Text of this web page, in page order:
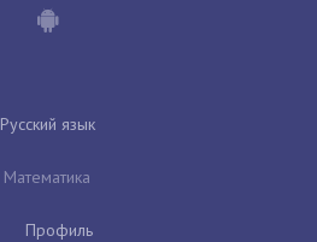
Русский язык
Математика
Профиль